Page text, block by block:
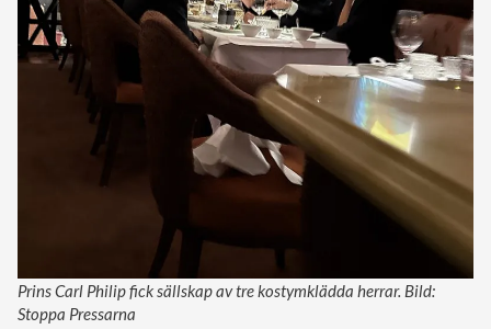
Prins Carl Philip fick sällskap av tre kostymklädda herrar. Bild:
Stoppa Pressarna